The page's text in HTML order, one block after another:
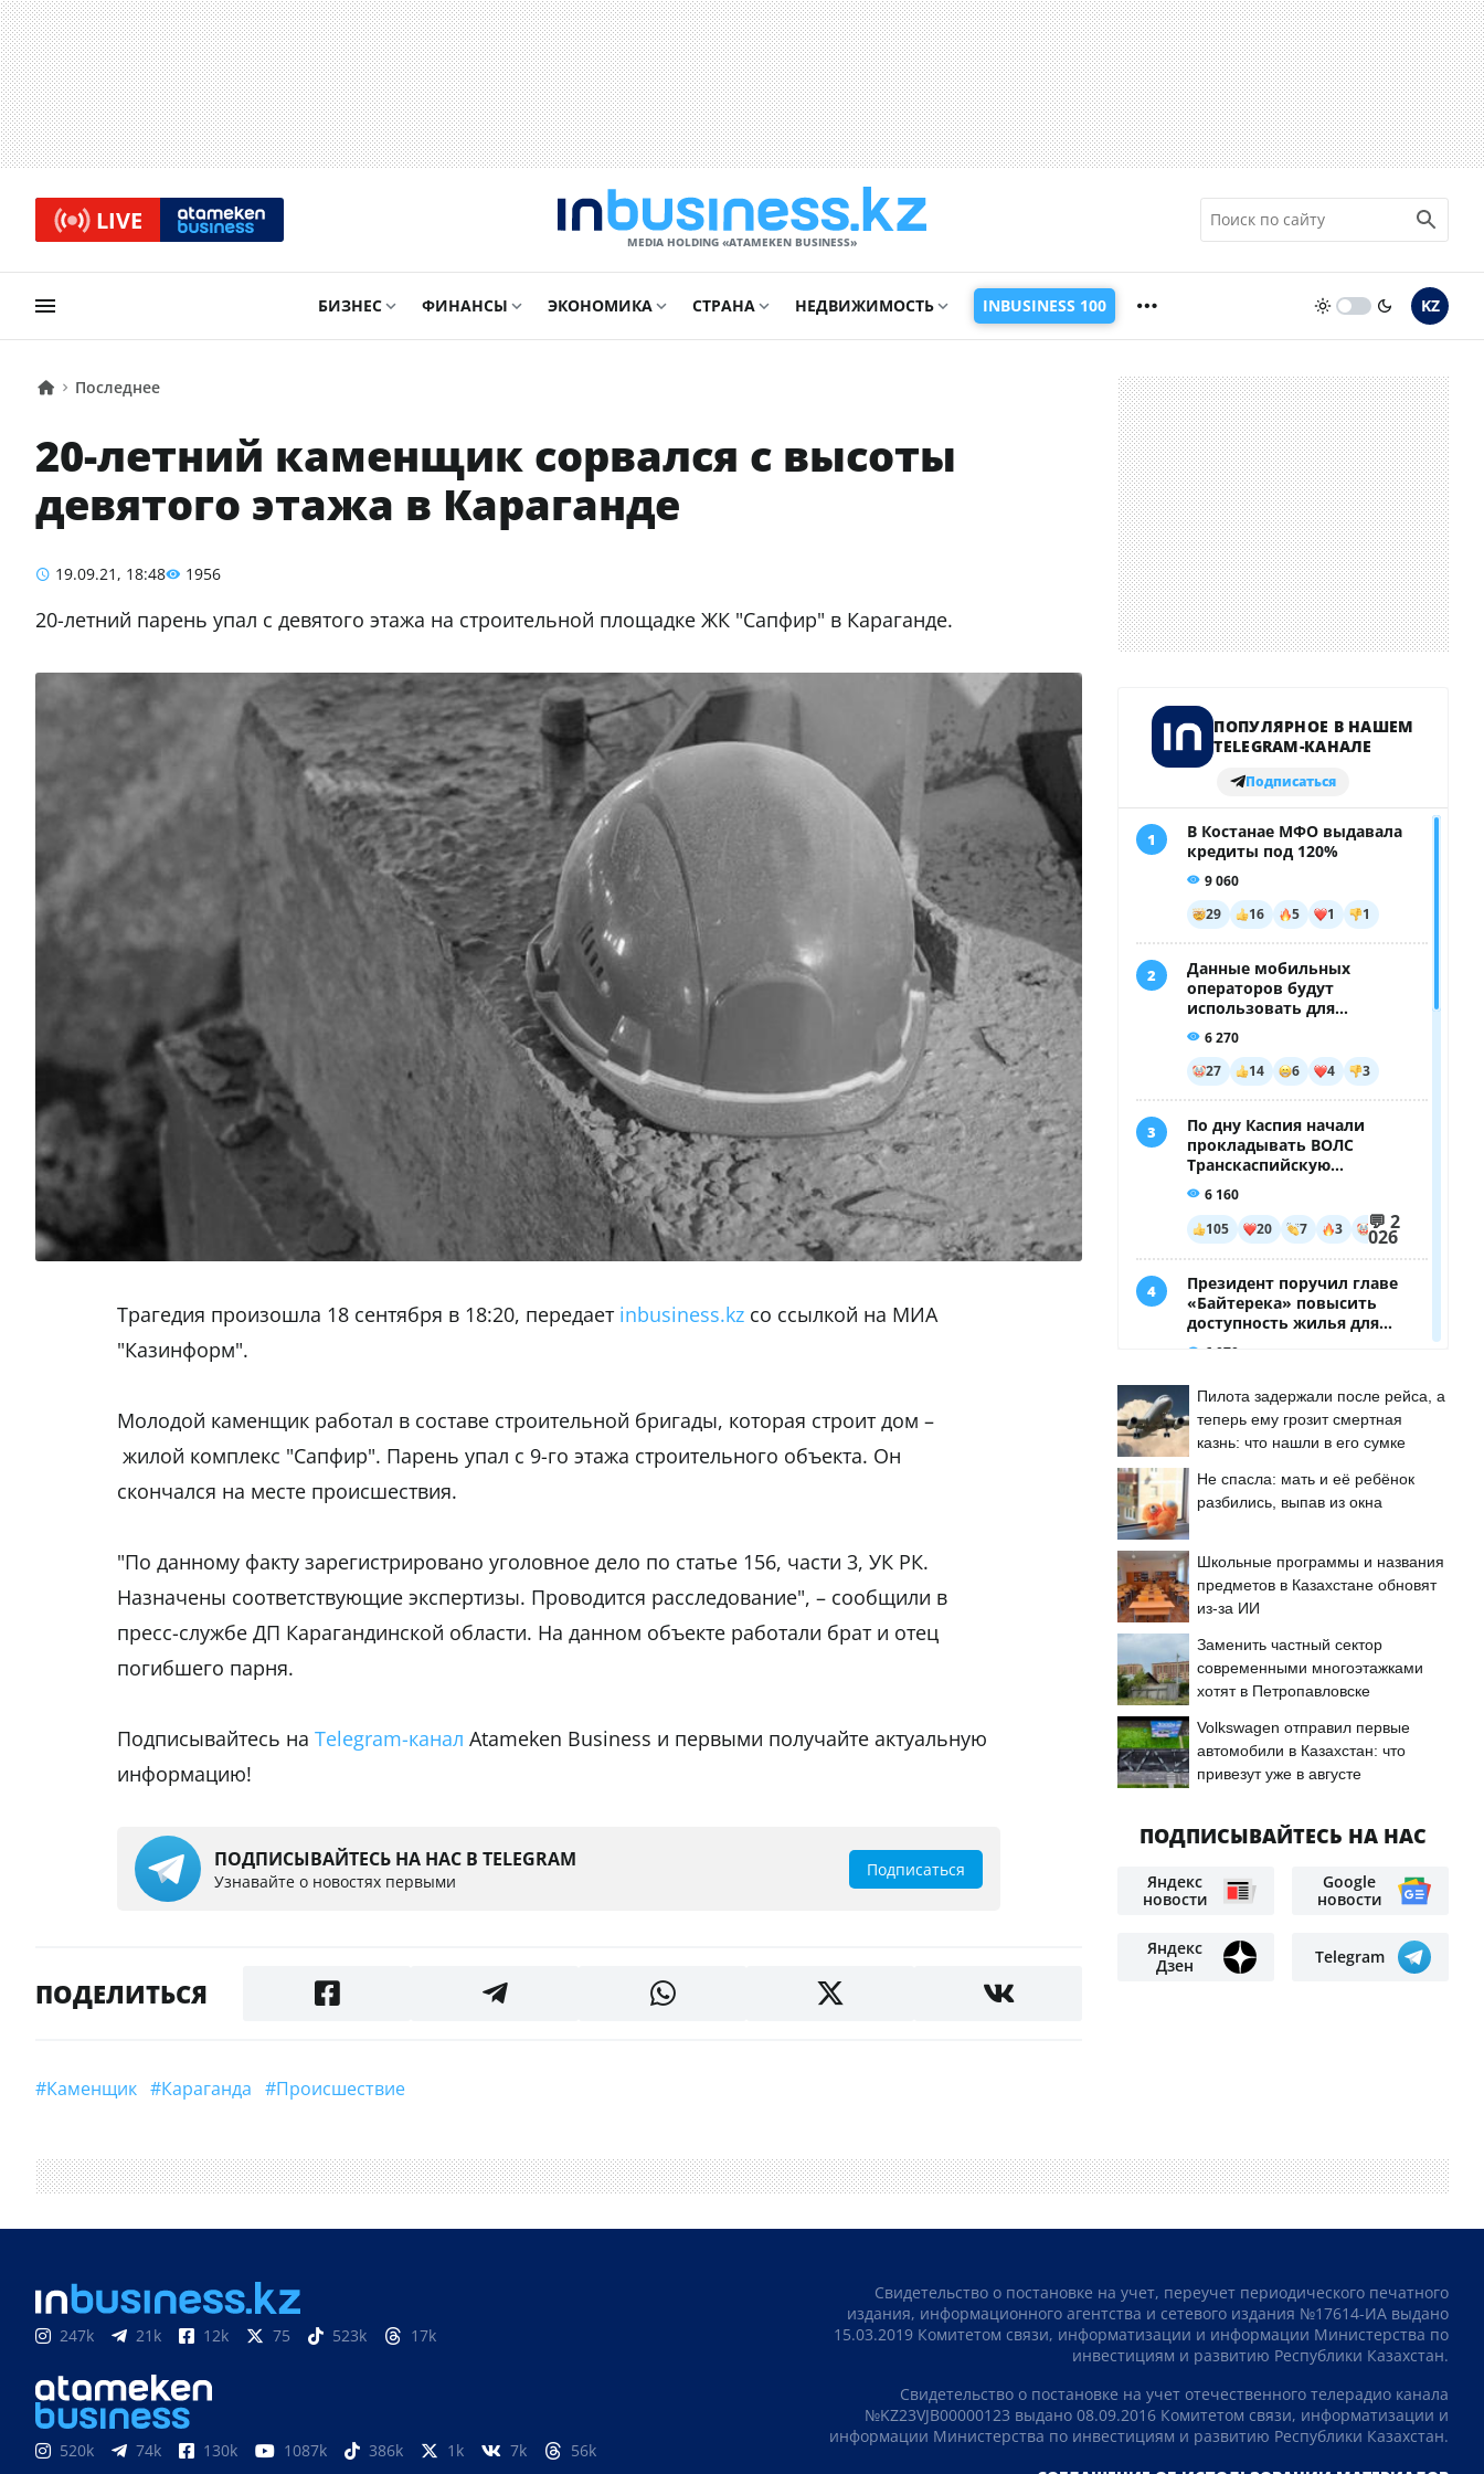
LIVE
MEDIA HOLDING «ATAMEKЕN BUSINESS»
БИЗНЕС ФИНАНСЫ ЭКОНОМИКА СТРАНА НЕДВИЖИМОСТЬ INBUSINESS 100 KZ
Последнее
20-летний каменщик сорвался с высоты
девятого этажа в Караганде
19.09.21, 18:48 1956
20-летний парень упал с девятого этажа на строительной площадке ЖК "Сапфир" в Караганде.
Трагедия произошла 18 сентября в 18:20, передает inbusiness.kz со ссылкой на МИА
"Казинформ".
Молодой каменщик работал в составе строительной бригады, которая строит дом –
жилой комплекс "Сапфир". Парень упал с 9-го этажа строительного объекта. Он
скончался на месте происшествия.
"По данному факту зарегистрировано уголовное дело по статье 156, части 3, УК РК.
Назначены соответствующие экспертизы. Проводится расследование", – сообщили в
пресс-службе ДП Карагандинской области. На данном объекте работали брат и отец
погибшего парня.
Подписывайтесь на Telegram-канал Atameken Business и первыми получайте актуальную
информацию!
ПОДПИСЫВАЙТЕСЬ НА НАС В TELEGRAM
Узнавайте о новостях первыми
Подписаться
ПОДЕЛИТЬСЯ
#каменщик #Караганда #Происшествие
Пилота задержали после рейса, а
теперь ему грозит смертная
казнь: что нашли в его сумке
Не спасла: мать и её ребёнок
разбились, выпав из окна
Школьные программы и названия
предметов в Казахстане обновят
из-за ИИ
Заменить частный сектор
современными многоэтажками
хотят в Петропавловске
Volkswagen отправил первые
автомобили в Казахстан: что
привезут уже в августе
ПОДПИСЫВАЙТЕСЬ НА НАС
Яндекс
новости
Google
новости
Яндекс
Дзен
Telegram
247k 21k 12k 75 523k 17k
520k 74k 130k 1087k 386k 1k 7k 56k
Свидетельство о постановке на учет, переучет периодического печатного
издания, информационного агентства и сетевого издания №17614-ИА выдано
15.03.2019 Комитетом связи, информатизации и информации Министерства по
инвестициям и развитию Республики Казахстан.
Свидетельство о постановке на учет отечественного телерадио канала
№KZ23VJB00000123 выдано 08.09.2016 Комитетом связи, информатизации и
информации Министерства по инвестициям и развитию Республики Казахстан.